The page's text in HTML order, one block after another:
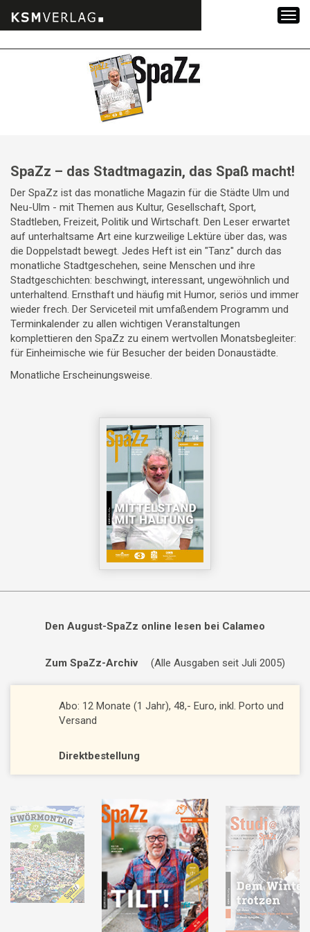
SpaZz – das Stadtmagazin, das Spaß macht!
Der SpaZz ist das monatliche Magazin für die Städte Ulm und
Neu-Ulm - mit Themen aus Kultur, Gesellschaft, Sport,
Stadtleben, Freizeit, Politik und Wirtschaft. Den Leser erwartet
auf unterhaltsame Art eine kurzweilige Lektüre über das, was
die Doppelstadt bewegt. Jedes Heft ist ein "Tanz" durch das
monatliche Stadtgeschehen, seine Menschen und ihre
Stadtgeschichten: beschwingt, interessant, ungewöhnlich und
unterhaltend. Ernsthaft und häufig mit Humor, seriös und immer
wieder frech. Der Serviceteil mit umfaßendem Programm und
Terminkalender zu allen wichtigen Veranstaltungen
komplettieren den SpaZz zu einem wertvollen Monatsbegleiter:
für Einheimische wie für Besucher der beiden Donaustädte.
Monatliche Erscheinungsweise.
Den August-SpaZz online lesen bei Calameo
Zum SpaZz-Archiv (Alle Ausgaben seit Juli 2005)
Abo: 12 Monate (1 Jahr), 48,- Euro, inkl. Porto und
Versand
Direktbestellung